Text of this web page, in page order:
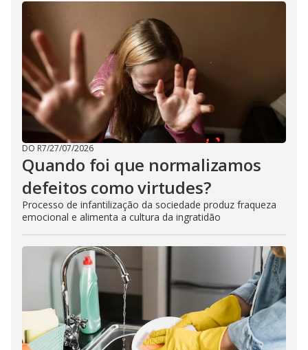
DO R7/27/07/2026
Quando foi que normalizamos
defeitos como virtudes?
Processo de infantilização da sociedade produz fraqueza
emocional e alimenta a cultura da ingratidão